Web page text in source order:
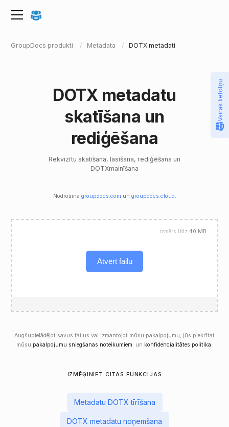
GroupDocs produkti Metadata DOTX metadati
DOTX metadatu
skatīšana un
rediģēšana
Rekvizītu skatīšana, lasīšana, rediģēšana un
DOTXmainīšana
Nodrošina groupdocs.com un groupdocs.cloud .
Atvērt failu
izmērs līdz 40 MB
Augšupielādējot savus failus vai izmantojot mūsu pakalpojumu, jūs piekrītat
mūsu pakalpojumu sniegšanas noteikumiem. un konfidencialitātes politika.
IZMĒĢINIET CITAS FUNKCIJAS
Metadatu DOTX tīrīšana
DOTX metadatu noņemšana
Vairāk lietotņu